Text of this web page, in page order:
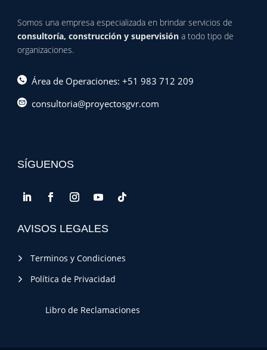
Somos una empresa especializada en brindar servicios de
consultoría, construcción y supervisión a todo tipo de
organizaciones.
Área de Operaciones: +51 983 712 209
consultoria@proyectosgvr.com
SÍGUENOS
AVISOS LEGALES
Terminos y Condiciones
Política de Privacidad
Libro de Reclamaciones